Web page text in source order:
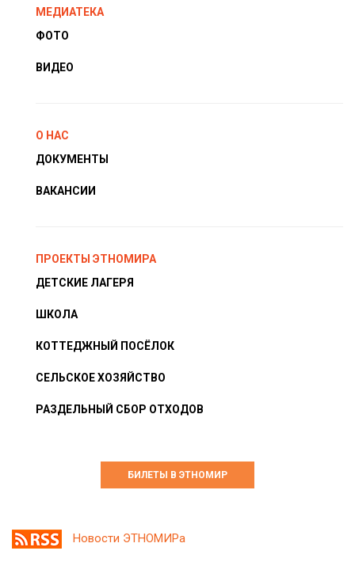
МЕДИАТЕКА
ФОТО
ВИДЕО
О НАС
ДОКУМЕНТЫ
ВАКАНСИИ
ПРОЕКТЫ ЭТНОМИРА
ДЕТСКИЕ ЛАГЕРЯ
ШКОЛА
КОТТЕДЖНЫЙ ПОСЁЛОК
СЕЛЬСКОЕ ХОЗЯЙСТВО
РАЗДЕЛЬНЫЙ СБОР ОТХОДОВ
БИЛЕТЫ В ЭТНОМИР
Новости ЭТНОМИРа